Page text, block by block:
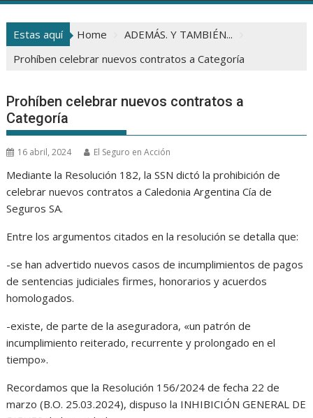
Estas aquí Home
ADEMÁS. Y TAMBIÉN...
Prohíben celebrar nuevos contratos a Categoría
Prohíben celebrar nuevos contratos a
Categoría
16 abril, 2024 El Seguro en Acción
Mediante la Resolución 182, la SSN dictó la prohibición de
celebrar nuevos contratos a Caledonia Argentina Cía de
Seguros SA.
Entre los argumentos citados en la resolución se detalla que:
-se han advertido nuevos casos de incumplimientos de pagos
de sentencias judiciales firmes, honorarios y acuerdos
homologados.
-existe, de parte de la aseguradora, «un patrón de
incumplimiento reiterado, recurrente y prolongado en el
tiempo».
Recordamos que la Resolución 156/2024 de fecha 22 de
marzo (B.O. 25.03.2024), dispuso la INHIBICIÓN GENERAL DE